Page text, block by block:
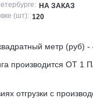
НА ЗАКАЗ
(шт): 120
метр (руб) -
производится ОТ 1
отгрузки с